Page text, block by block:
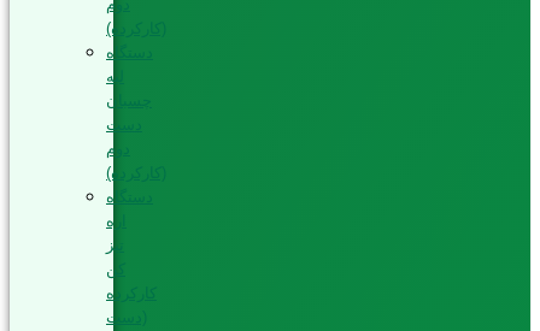
دوم
(کارکرده)
دستگاه
لبه
چسبان
دست
دوم
(کارکرده)
دستگاه
اره
تیز
کن
کارکرده
(دست